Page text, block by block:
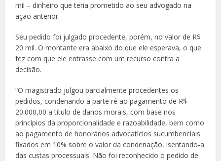
mil – dinheiro que teria prometido ao seu advogado na
ação anterior.
Seu pedido foi julgado procedente, porém, no valor de R$
20 mil. O montante era abaixo do que ele esperava, o que
fez com que ele entrasse com um recurso contra a
decisão.
“O magistrado julgou parcialmente procedentes os
pedidos, condenando a parte ré ao pagamento de R$
20.000,00 a título de danos morais, com base nos
princípios da proporcionalidade e razoabilidade, bem como
ao pagamento de honorários advocatícios sucumbenciais
fixados em 10% sobre o valor da condenação, isentando-a
das custas processuais. Não foi reconhecido o pedido de